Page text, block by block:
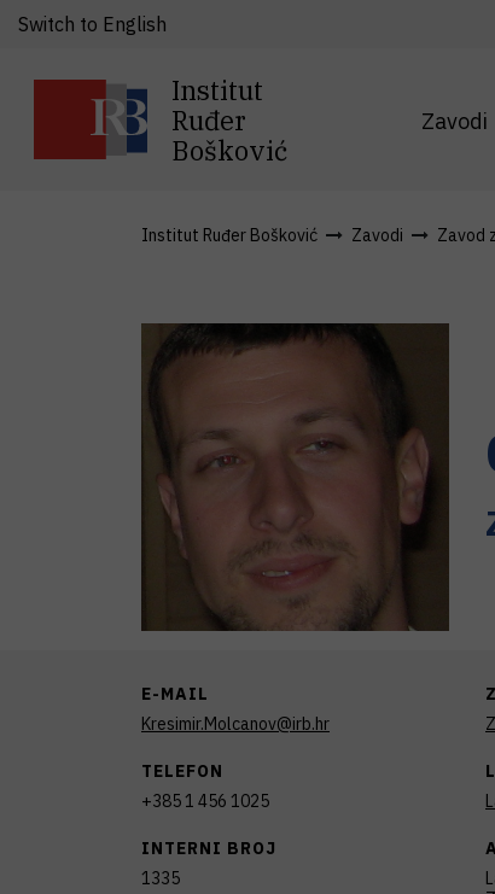
Institut
Ruđer
Bošković
Zavodi
Switch to English
Institut Ruđer Bošković Zavodi Zavod
E-MAIL
Kresimir.Molcanov@irb.hr
TELEFON
+385 1 456 1025
INTERNI BROJ
1335